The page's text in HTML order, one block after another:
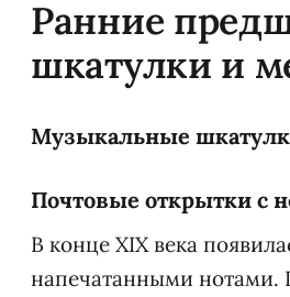
Ранние
шкатулки и
Музыкальные
Почтовые открытки с
В конце XIX века
напечатанными нотами.